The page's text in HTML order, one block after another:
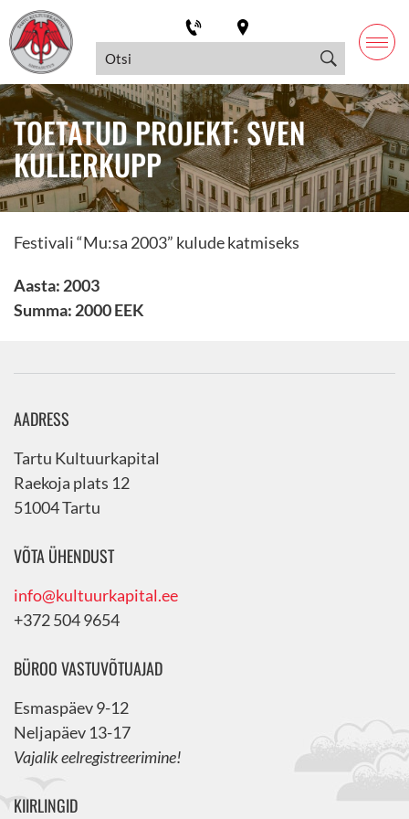
TOETATUD PROJEKT: SVEN
KULLERKUPP
Festivali “Mu:sa 2003” kulude katmiseks
Aasta: 2003
Summa: 2000 EEK
AADRESS
Tartu Kultuurkapital
Raekoja plats 12
51004 Tartu
VÕTA ÜHENDUST
info@kultuurkapital.ee
+372 504 9654
BÜROO VASTUVÕTUAJAD
Esmaspäev 9-12
Neljapäev 13-17
Vajalik eelregistreerimine!
KIIRLINGID